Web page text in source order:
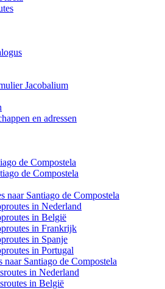
Jacobalium
en adressen
de Compostela
de Compostela
naar Santiago de Compostela
in Nederland
in België
in Frankrijk
in Spanje
in Portugal
naar Santiago de Compostela
in Nederland
in België